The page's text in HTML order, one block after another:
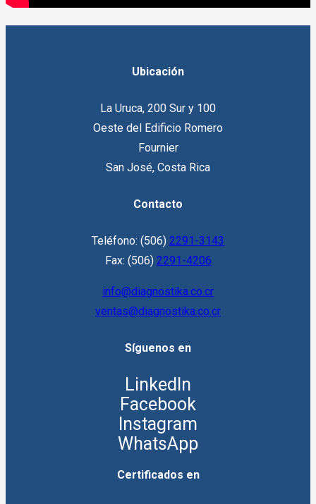
Ubicación
La Uruca, 200 Sur y 100
Oeste del Edificio Romero
Fournier
San José, Costa Rica
Contacto
Teléfono: (506) 2291-3143
Fax: (506) 2291-4206
info@diagnostika.co.cr
ventas@diagnostika.co.cr
Síguenos en
LinkedIn
Facebook
Instagram
WhatsApp
Certificados en